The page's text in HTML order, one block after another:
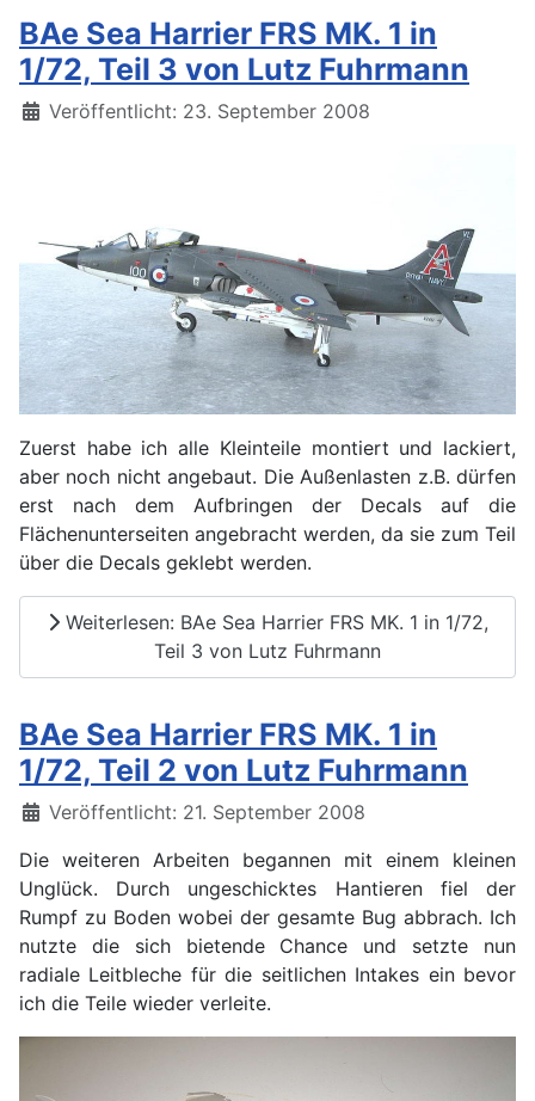
BAe Sea Harrier FRS MK. 1 in
1/72, Teil 3 von Lutz Fuhrmann
Details
Veröffentlicht: 23. September 2008
Zuerst habe ich alle Kleinteile montiert und lackiert,
aber noch nicht angebaut. Die Außenlasten z.B. dürfen
erst nach dem Aufbringen der Decals auf die
Flächenunterseiten angebracht werden, da sie zum Teil
über die Decals geklebt werden.
Weiterlesen: BAe Sea Harrier FRS MK. 1 in 1/72,
Teil 3 von Lutz Fuhrmann
BAe Sea Harrier FRS MK. 1 in
1/72, Teil 2 von Lutz Fuhrmann
Details
Veröffentlicht: 21. September 2008
Die weiteren Arbeiten begannen mit einem kleinen
Unglück. Durch ungeschicktes Hantieren fiel der
Rumpf zu Boden wobei der gesamte Bug abbrach. Ich
nutzte die sich bietende Chance und setzte nun
radiale Leitbleche für die seitlichen Intakes ein bevor
ich die Teile wieder verleite.